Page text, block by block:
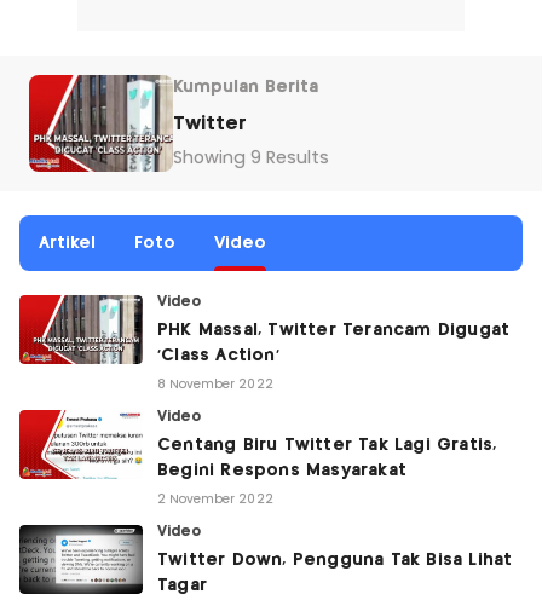
Kumpulan Berita
Twitter
Showing 9 Results
Artikel Foto Video
Video
PHK Massal, Twitter Terancam Digugat
'Class Action'
8 November 2022
Video
Centang Biru Twitter Tak Lagi Gratis,
Begini Respons Masyarakat
2 November 2022
Video
Twitter Down, Pengguna Tak Bisa Lihat
Tagar